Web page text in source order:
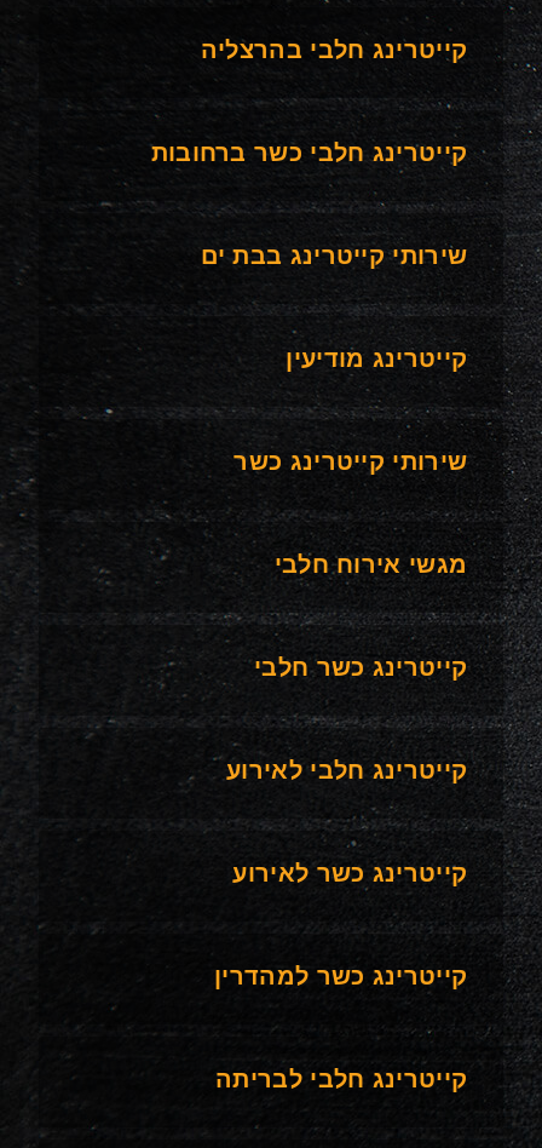
קייטרינג חלבי בהרצליה
קייטרינג חלבי כשר ברחובות
שירותי קייטרינג בבת ים
קייטרינג מודיעין
שירותי קייטרינג כשר
מגשי אירוח חלבי
קייטרינג כשר חלבי
קייטרינג חלבי לאירוע
קייטרינג כשר לאירוע
קייטרינג כשר למהדרין
קייטרינג חלבי לבריתה